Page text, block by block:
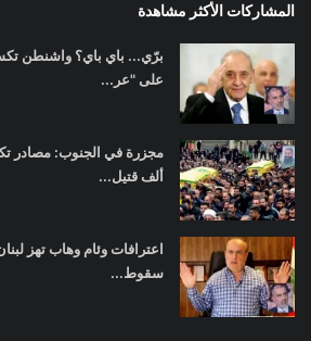
المشاركات الأكثر مشاهدة
برّي... باي باي؟ واشنطن
على "عر...
ألف قتيل...
اعترافات وئام وهاب تهز
سقوط...